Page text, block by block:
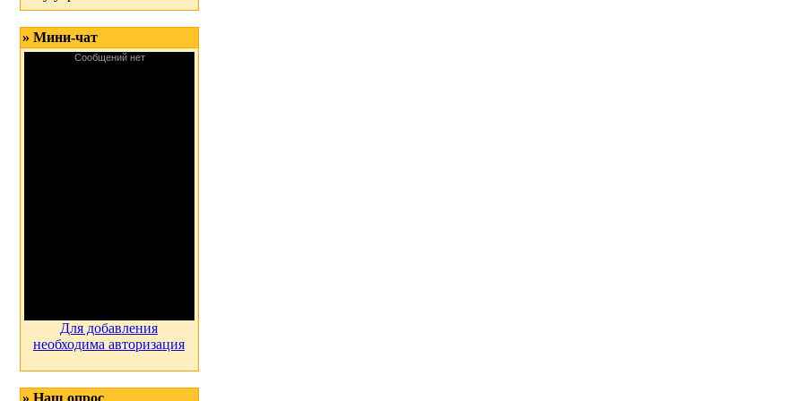
» Мини-чат
Для добавления
необходима авторизация
» Наш опрос